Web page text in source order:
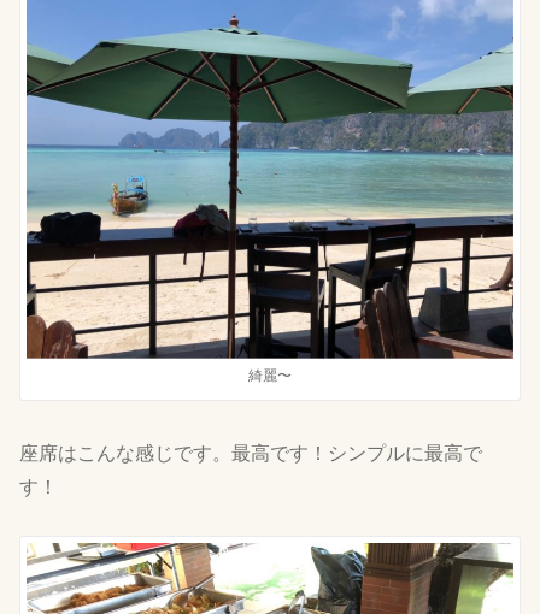
綺麗〜
座席はこんな感じです。最高です！シンプルに最高で
す！